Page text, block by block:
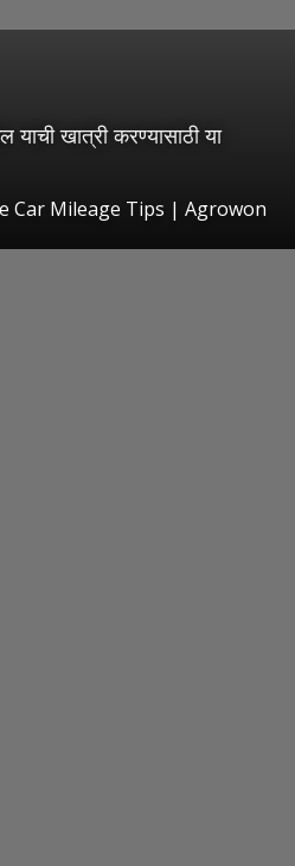
खात्री करण्यासाठी या
Car Mileage Tips | Agrowon